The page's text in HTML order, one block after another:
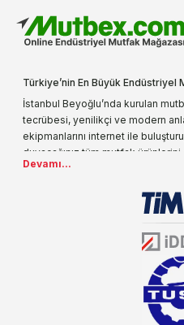
Türkiye’nin En Büyük Endüstriyel
İstanbul Beyoğlu’nda kurulan
tecrübesi, yenilikçi ve modern
ekipmanlarını internet ile
duyacağınız tüm mutfak
Endüstriyel mutfak malzemesi
sektörün farklı alanlarında da
Öztiryakiler resmi bayisidir.
donanıma sahip ekibi ile
mutbex.com ile endüstriyel
alacağınız hizmet standartların
Devamı...